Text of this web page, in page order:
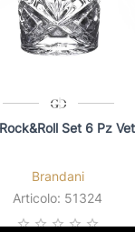
Set 6 Pz
Brandani
Articolo: 51324
star_borderstar_borderstar_borderstar_borderstar_border